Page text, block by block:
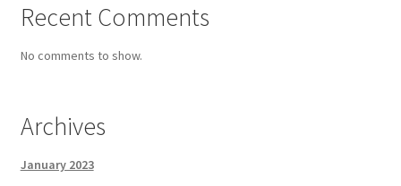
Recent Comments
No comments to show.
Archives
January 2023